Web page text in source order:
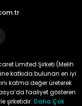
Limited Şirketi (Melih
katkıda bulunan en iyi
katma değer üreterek
faaliyet gösteren
şirketidir. Daha Çok